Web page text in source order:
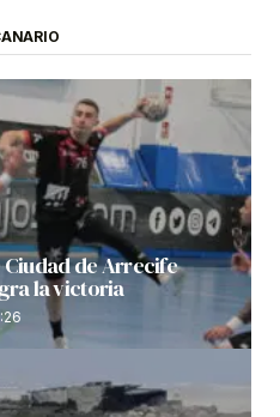
de Arrecife
la victoria